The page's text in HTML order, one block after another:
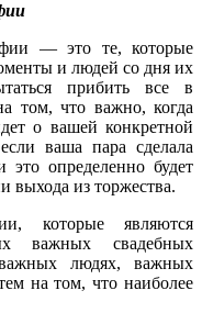
— это те, которые
и людей со дня их
прибить все в
том, что важно, когда
о вашей конкретной
ваша пара сделала
определенно будет
выхода из торжества.
которые являются
важных свадебных
важных людях, важных
на том, что наиболее